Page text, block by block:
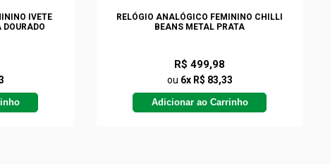
IVETE
RELÓGIO ANALÓGICO FEMININO CHILLI
BEANS METAL PRATA
R$ 499,98
ou 6x R$ 83,33
Adicionar ao Carrinho